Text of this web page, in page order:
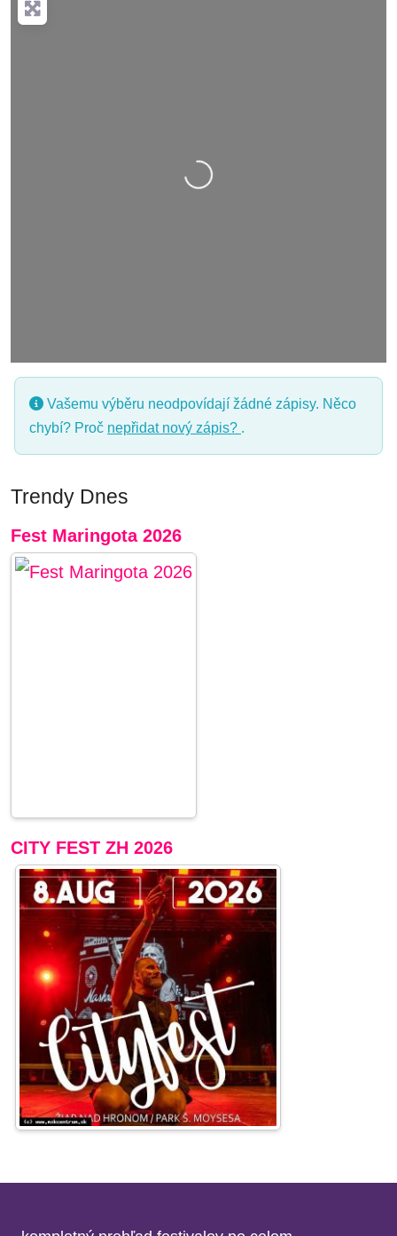
Nahrávání….
Vašemu výběru neodpovídají žádné zápisy. Něco
chybí? Proč nepřidat nový zápis? .
Trendy Dnes
Fest Maringota 2026
CITY FEST ZH 2026